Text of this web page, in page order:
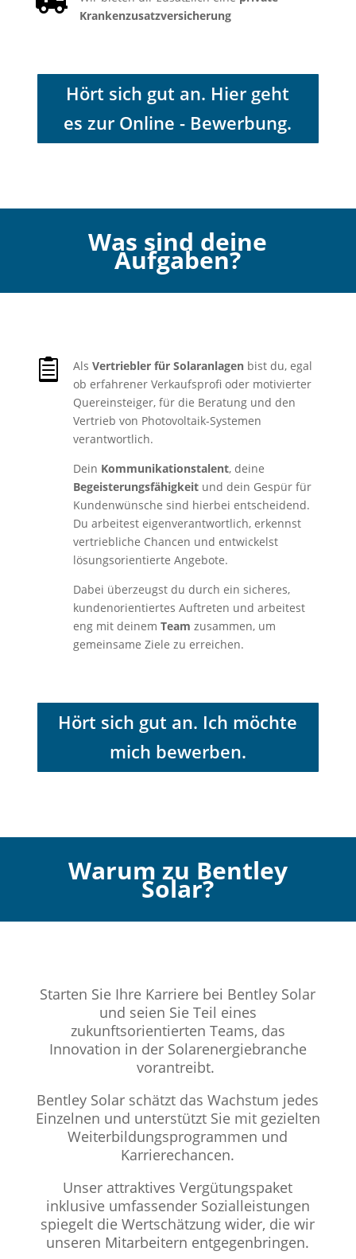
Krankenzusatzversicherung
Hört sich gut an. Hier geht
es zur Online - Bewerbung.
Was sind deine
Aufgaben?
 Als Vertriebler für Solaranlagenbist du, egal
ob erfahrener Verkaufsprofi oder motivierter
Quereinsteiger, für die Beratung und den
Vertrieb von Photovoltaik-Systemen
verantwortlich.
Dein Kommunikationstalent, deine
Begeisterungsfähigkeitund dein Gespür für
Kundenwünsche sind hierbei entscheidend.
Du arbeitest eigenverantwortlich, erkennst
vertriebliche Chancen und entwickelst
lösungsorientierte Angebote.
Dabei überzeugst du durch ein sicheres,
kundenorientiertes Auftreten und arbeitest
eng mit deinem Team zusammen, um
gemeinsame Ziele zu erreichen.
Hört sich gut an. Ich möchte
mich bewerben.
Warum zu Bentley
Solar?
Starten Sie Ihre Karriere bei Bentley Solar
und seien Sie Teil eines
zukunftsorientierten Teams, das
Innovation in der Solarenergiebranche
vorantreibt.
Bentley Solar schätzt das Wachstum jedes
Einzelnen und unterstützt Sie mit gezielten
Weiterbildungsprogrammen und
Karrierechancen.
Unser attraktives Vergütungspaket
inklusive umfassender Sozialleistungen
spiegelt die Wertschätzung wider, die wir
unseren Mitarbeitern entgegenbringen.